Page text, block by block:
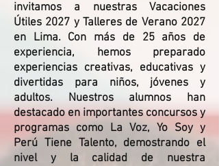
invitamos a nuestrasVacaciones
Útiles 2027 y Talleres de Verano 2027
en Lima. Con más de 25 años de
experiencia, hemos preparado
experiencias creativas, educativas y
divertidas para niños, jóvenes y
adultos. Nuestros alumnos han
destacado en importantes concursos y
programas como La Voz, Yo Soy y
Perú Tiene Talento, demostrando el
nivel y la calidad de nuestra